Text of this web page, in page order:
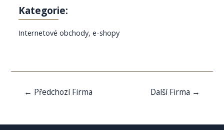
Kategorie:
Internetové obchody, e-shopy
Navigace
← Předchozí Firma Další Firma →